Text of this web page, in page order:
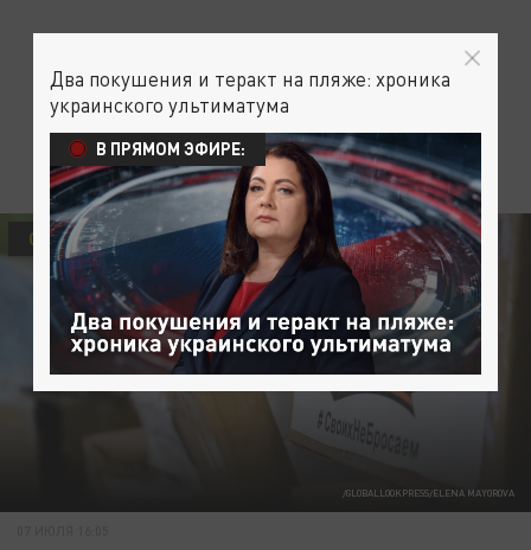
/GLOBALLOOKPRESS/ELENA MAYOROVA
ОБЩЕСТВО
Два покушения и теракт на пляже: хроника
украинского ультиматума
В ПРЯМОМ ЭФИРЕ: